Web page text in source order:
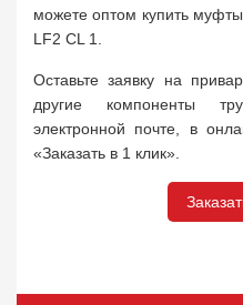
можете оптом купить
LF2 CL 1.
Оставьте заявку на
другие компоненты
электронной почте, в
«Заказать в 1 клик».